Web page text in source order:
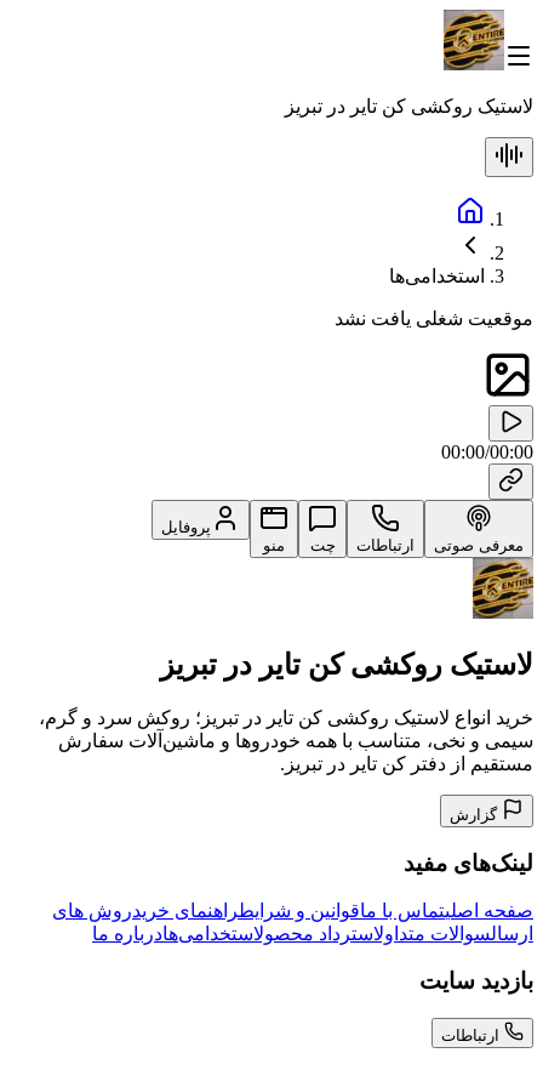
لاستیک روکشی کن تایر در تبریز
استخدامی‌ها
موقعیت شغلی یافت نشد
00:00/00:00
معرفی صوتی ارتباطات چت منو
پروفایل
لاستیک روکشی کن تایر در تبریز
خرید انواع لاستیک روکشی کن تایر در تبریز؛ روکش سرد و گرم،
سیمی و نخی، متناسب با همه خودروها و ماشین‌آلات سفارش
مستقیم از دفتر کن تایر در تبریز.
گزارش
لینک‌های مفید
صفحه اصلیتماس با ماقوانین و شرایطراهنمای خریدروش های
ارسالسوالات متداولاسترداد محصولاستخدامی‌هادرباره ما
بازدید سایت
ارتباطات